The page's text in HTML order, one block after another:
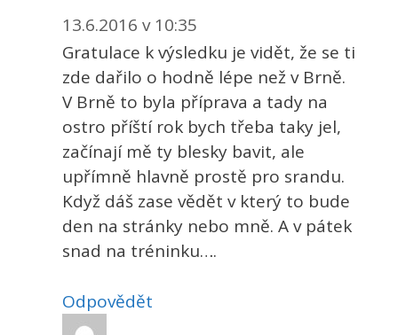
13.6.2016 v 10:35
Gratulace k výsledku je vidět, že se ti
zde dařilo o hodně lépe než v Brně.
V Brně to byla příprava a tady na
ostro příští rok bych třeba taky jel,
začínají mě ty blesky bavit, ale
upřímně hlavně prostě pro srandu.
Když dáš zase vědět v který to bude
den na stránky nebo mně. A v pátek
snad na tréninku….
Odpovědět